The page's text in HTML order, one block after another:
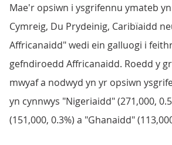
Mae'r opsiwn i ysgrifennu ymateb
Cymreig, Du Prydeinig, Caribïaidd
Affricanaidd" wedi ein galluogi i
gefndiroedd Affricanaidd. Roedd y
mwyaf a nodwyd yn yr opsiwn
yn cynnwys "Nigeriaidd" (271,000,
(151,000, 0.3%) a "Ghanaidd"